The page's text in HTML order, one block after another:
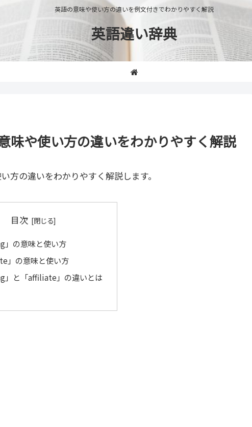
英語の意味や使い方の違いを例文付きでわかりやすく解説
英語違い辞典
味や使い方の違いをわかりやすく解説
方の違いをわかりやすく解説します。
目次
」の意味と使い方
」の意味と使い方
」と「affiliate」の違いとは